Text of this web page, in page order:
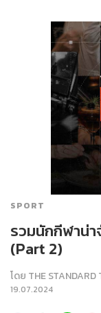
SPORT
รวมนักกีฬาน่า
(Part 2)
โดย THE STANDARD
19.07.2024